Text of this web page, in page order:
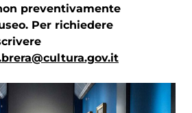
preventivamente
Per richiedere